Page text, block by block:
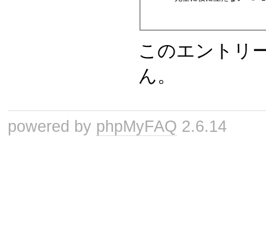
このエントリ
ん。
powered by phpMyFAQ 2.6.14